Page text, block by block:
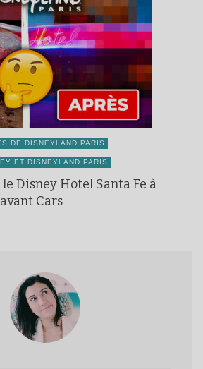
DE DISNEYLAND PARIS
ET DISNEYLAND PARIS
Disney Hotel Santa Fe à
Cars